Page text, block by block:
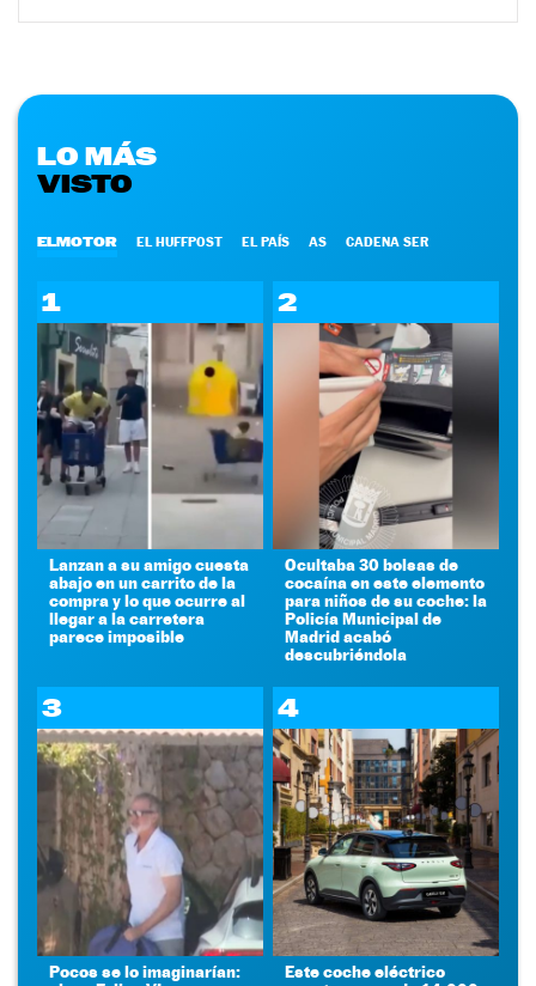
LO MÁS
VISTO
ELMOTOR EL HUFFPOST EL PAÍS AS CADENA SER
1
Lanzan a su amigo cuesta
abajo en un carrito de la
compra y lo que ocurre al
llegar a la carretera
parece imposible
2
Ocultaba 30 bolsas de
cocaína en este elemento
para niños de su coche: la
Policía Municipal de
Madrid acabó
descubriéndola
3
Pocos se lo imaginarían:
4
Este coche eléctrico